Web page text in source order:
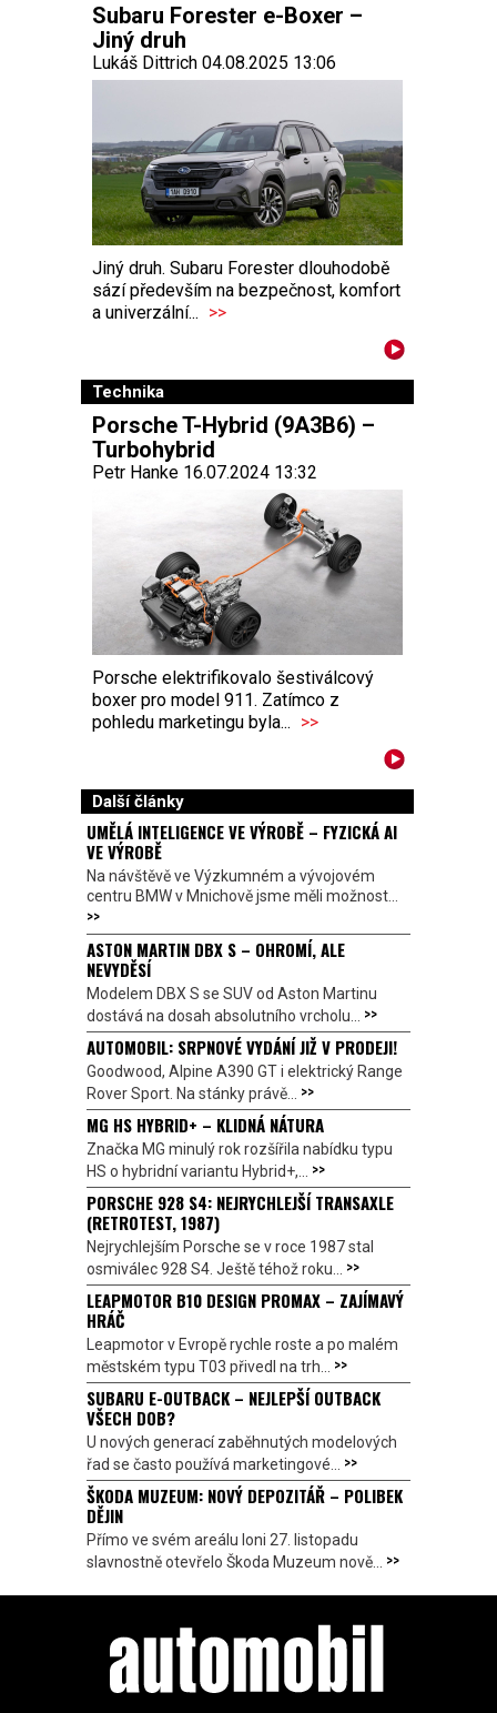
Subaru Forester e-Boxer –
Jiný druh
Lukáš Dittrich 04.08.2025 13:06
Jiný druh. Subaru Forester dlouhodobě
sází především na bezpečnost, komfort
a univerzální... >>
Technika
Porsche T-Hybrid (9A3B6) –
Turbohybrid
Petr Hanke 16.07.2024 13:32
Porsche elektrifikovalo šestiválcový
boxer pro model 911. Zatímco z
pohledu marketingu byla... >>
Další články
UMĚLÁ INTELIGENCE VE VÝROBĚ – FYZICKÁ AI
VE VÝROBĚ
Na návštěvě ve Výzkumném a vývojovém
centru BMW v Mnichově jsme měli možnost...
>>
ASTON MARTIN DBX S – OHROMÍ, ALE
NEVYDĚSÍ
Modelem DBX S se SUV od Aston Martinu
dostává na dosah absolutního vrcholu... >>
AUTOMOBIL: SRPNOVÉ VYDÁNÍ JIŽ V PRODEJI!
Goodwood, Alpine A390 GT i elektrický Range
Rover Sport. Na stánky právě... >>
MG HS HYBRID+ – KLIDNÁ NÁTURA
Značka MG minulý rok rozšířila nabídku typu
HS o hybridní variantu Hybrid+,... >>
PORSCHE 928 S4: NEJRYCHLEJŠÍ TRANSAXLE
(RETROTEST, 1987)
Nejrychlejším Porsche se v roce 1987 stal
osmiválec 928 S4. Ještě téhož roku... >>
LEAPMOTOR B10 DESIGN PROMAX – ZAJÍMAVÝ
HRÁČ
Leapmotor v Evropě rychle roste a po malém
městském typu T03 přivedl na trh... >>
SUBARU E-OUTBACK – NEJLEPŠÍ OUTBACK
VŠECH DOB?
U nových generací zaběhnutých modelových
řad se často používá marketingové... >>
ŠKODA MUZEUM: NOVÝ DEPOZITÁŘ – POLIBEK
DĚJIN
Přímo ve svém areálu loni 27. listopadu
slavnostně otevřelo Škoda Muzeum nově... >>